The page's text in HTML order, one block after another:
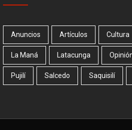
Anuncios Artículos Cultura
La Maná Latacunga
Pujilí Salcedo Saquisilí